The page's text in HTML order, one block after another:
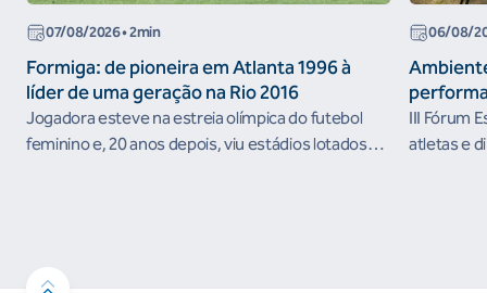
07/08/2026• 2min
Formiga: de pioneira em Atlanta 1996 à
líder de uma geração na Rio 2016
Jogadora esteve na estreia olímpica do futebol
feminino e, 20 anos depois, viu estádios lotados
06/08/
III Fórum
atletas e